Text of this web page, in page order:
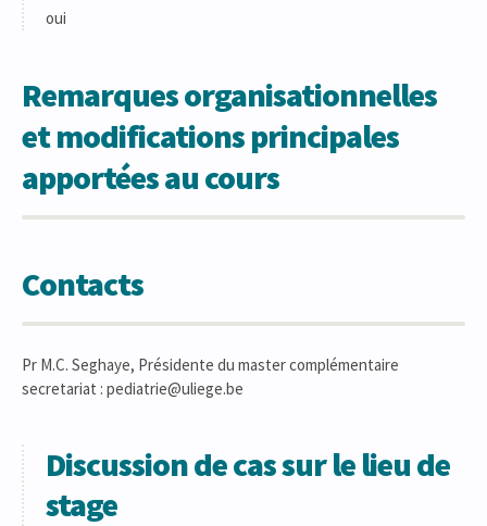
oui
Remarques organisationnelles
et modifications principales
apportées au cours
Contacts
Pr M.C. Seghaye, Présidente du master complémentaire
secretariat : pediatrie@uliege.be
Discussion de cas sur le lieu de
stage